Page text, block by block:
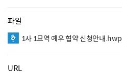
파일
1사 1묘역 예우 협약 신청안내.hwp
URL